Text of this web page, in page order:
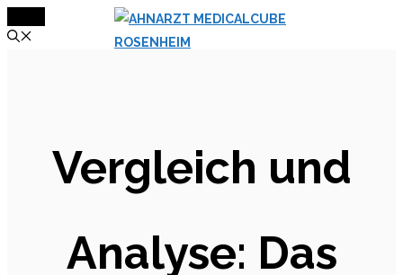
Inhalt
Vergleich und
Analyse: Das